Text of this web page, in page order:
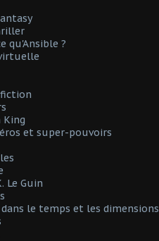
qu'Ansible ?
King
et super-pouvoirs
Le Guin
dans le temps et les dimensions